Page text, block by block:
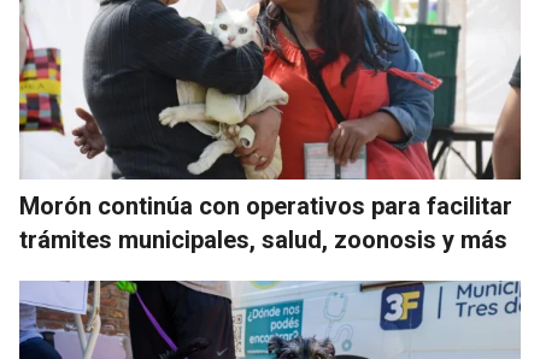
Morón continúa con operativos para facilitar
trámites municipales, salud, zoonosis y más